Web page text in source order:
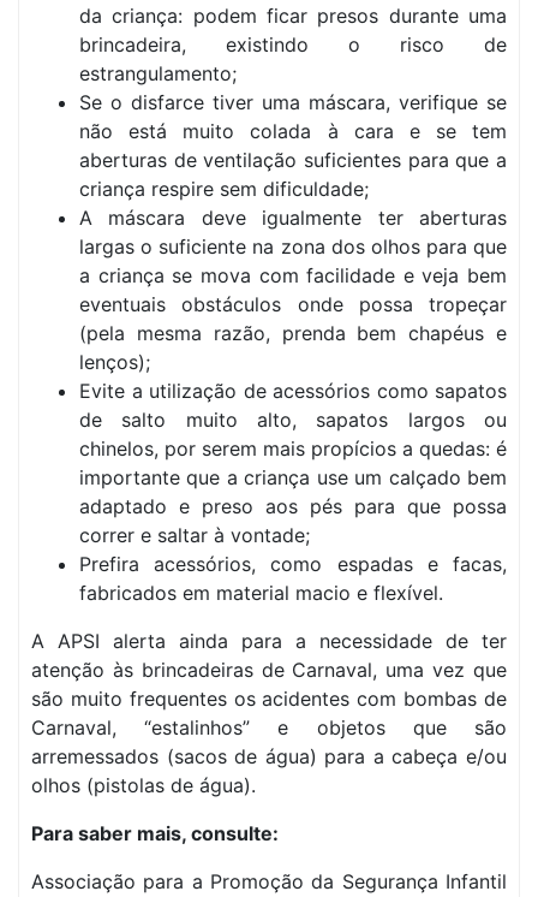
da criança: podem ficar presos durante uma
brincadeira, existindo o risco de
estrangulamento;
Se o disfarce tiver uma máscara, verifique se
não está muito colada à cara e se tem
aberturas de ventilação suficientes para que a
criança respire sem dificuldade;
A máscara deve igualmente ter aberturas
largas o suficiente na zona dos olhos para que
a criança se mova com facilidade e veja bem
eventuais obstáculos onde possa tropeçar
(pela mesma razão, prenda bem chapéus e
lenços);
Evite a utilização de acessórios como sapatos
de salto muito alto, sapatos largos ou
chinelos, por serem mais propícios a quedas: é
importante que a criança use um calçado bem
adaptado e preso aos pés para que possa
correr e saltar à vontade;
Prefira acessórios, como espadas e facas,
fabricados em material macio e flexível.
A APSI alerta ainda para a necessidade de ter
atenção às brincadeiras de Carnaval, uma vez que
são muito frequentes os acidentes com bombas de
Carnaval, “estalinhos” e objetos que são
arremessados (sacos de água) para a cabeça e/ou
olhos (pistolas de água).
Para saber mais, consulte:
Associação para a Promoção da Segurança Infantil